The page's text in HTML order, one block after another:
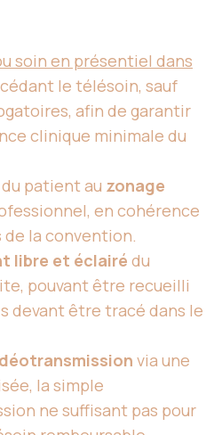
soin en présentiel dans
le télésoin, sauf
afin de garantir
clinique minimale du
patient au zonage
en cohérence
de la convention.
libre et éclairé du
pouvant être recueilli
devant être tracé dans le
via une
la simple
ne suffisant pas pour